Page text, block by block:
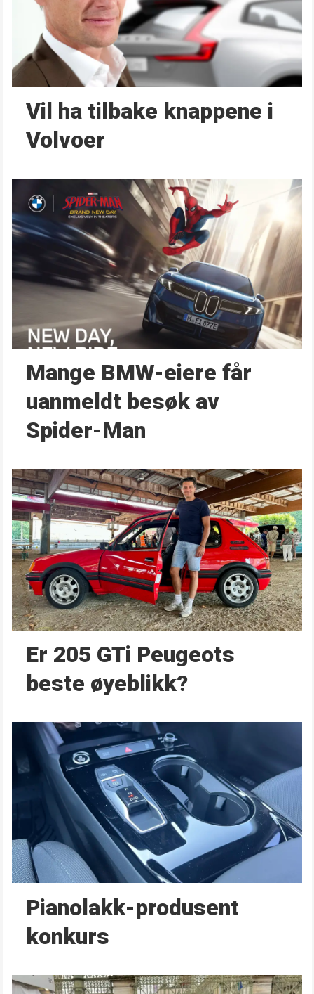
Vil ha tilbake knappene i
Volvoer
Mange BMW-eiere får
uanmeldt besøk av
Spider-Man
Er 205 GTi Peugeots
beste øyeblikk?
Pianolakk-produsent
konkurs